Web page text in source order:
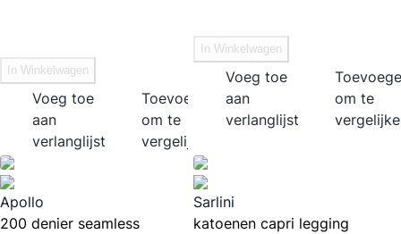
In Winkelwagen
Voeg toe
aan
verlanglijst
Toevoegen
om te
vergelijken
In Winkelwagen
Voeg toe
aan
verlanglijst
om te
Apollo
200 denier seamless
Sarlini
katoenen capri legging